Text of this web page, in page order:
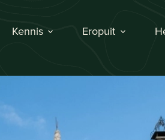
Kennis Eropuit